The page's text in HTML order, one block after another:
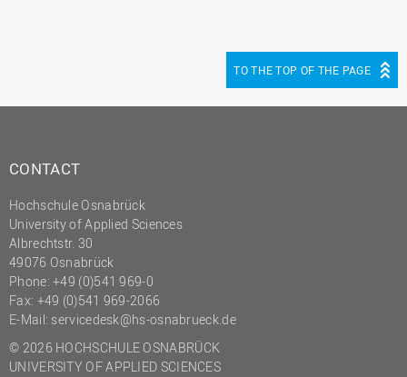
TO THE TOP OF THE PAGE
CONTACT
Hochschule Osnabrück
University of Applied Sciences
Albrechtstr. 30
49076 Osnabrück
Phone: +49 (0)541 969-0
Fax: +49 (0)541 969-2066
E-Mail: servicedesk@hs-osnabrueck.de
© 2026 HOCHSCHULE OSNABRÜCK
UNIVERSITY OF APPLIED SCIENCES